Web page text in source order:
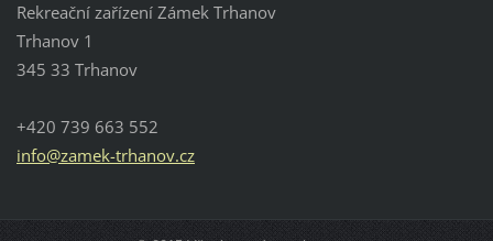
Rekreační zařízení Zámek Trhanov
Trhanov 1
345 33 Trhanov
+420 739 663 552
info@zamek-trhanov.cz